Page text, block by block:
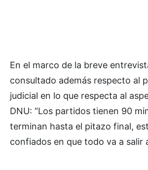
En el marco de la breve
consultado además respecto al
judicial en lo que respecta al
DNU: “Los partidos tienen 90
terminan hasta el pitazo final,
confiados en que todo va a salir